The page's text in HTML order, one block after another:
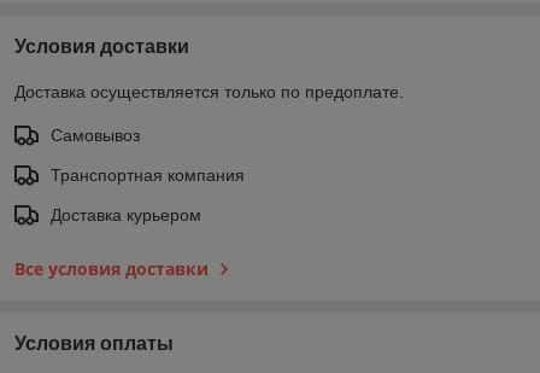
Условия доставки
Доставка осуществляется только по предоплате.
Самовывоз
Транспортная компания
Доставка курьером
Все условия доставки
Условия оплаты